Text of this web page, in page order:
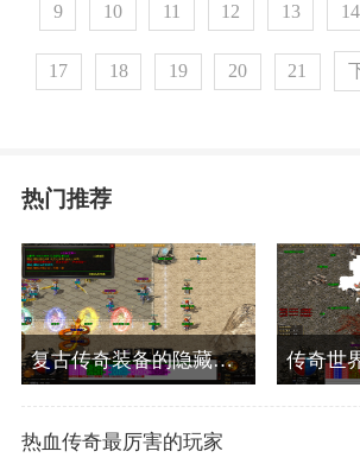
9 10 11 12 13 14
17 18 19 20 21
热门推荐
复古传奇装备的隐藏属性是什么
热血传奇最厉害的玩家